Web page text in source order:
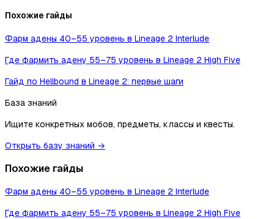
Похожие гайды
Фарм адены 40–55 уровень в Lineage 2 Interlude
Где фармить адену 55–75 уровень в Lineage 2 High Five
Гайд по Hellbound в Lineage 2: первые шаги
База знаний
Ищите конкретных мобов, предметы, классы и квесты.
Открыть базу знаний →
Похожие гайды
Фарм адены 40–55 уровень в Lineage 2 Interlude
Где фармить адену 55–75 уровень в Lineage 2 High Five